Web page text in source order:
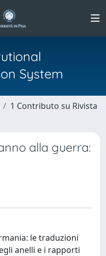
System
1 Contributo su Rivista
alla guerra:
le traduzioni
anelli e i rapporti